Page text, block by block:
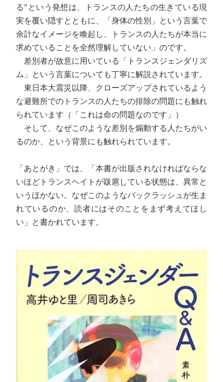
る”という発想は、トランスの人たちの生きている現
実を覆い隠すとともに、「身体の性別」という言葉で
余計なイメージを喚起し、トランスの人たちが本当に
求めていることを全然理解していない」のです。
差別者が故意に用いている「トランスジェンダリズ
ム」という言葉についても丁寧に解説されています。
東日本大震災以降、クローズアップされているよう
な避難所でのトランスの人たちの排除の問題にも触れ
られています（「これは命の問題なのです」）
そして、なぜこのような差別を煽動する人たちがい
るのか、という背景にも触れられています。
「あとがき」では、「本書が出版されなければならな
いほどトランスヘイトが跋扈している状態は、異常と
いうほかない。なぜこのようなバックラッシュが生ま
れているのか、読者にはそのことをまず考えてほし
い」と書かれています。